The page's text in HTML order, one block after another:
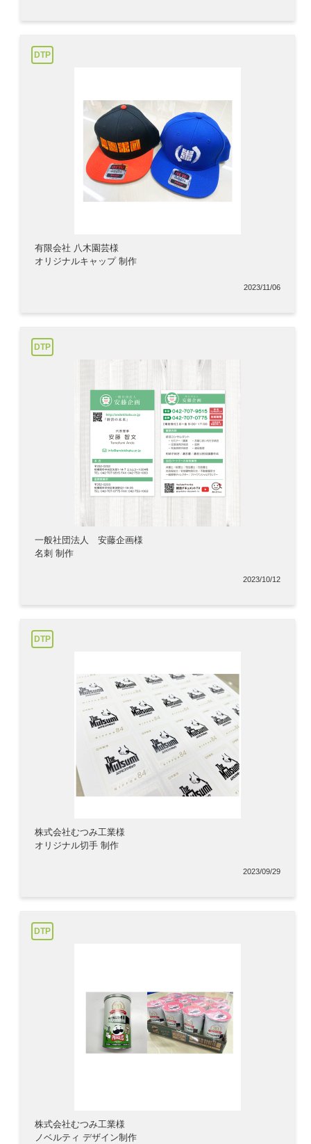
DTP
有限会社 八木園芸様
オリジナルキャップ 制作
2023/11/06
DTP
一般社団法人 安藤企画様
名刺 制作
2023/10/12
DTP
株式会社むつみ工業様
オリジナル切手 制作
2023/09/29
DTP
株式会社むつみ工業様
ノベルティ デザイン制作